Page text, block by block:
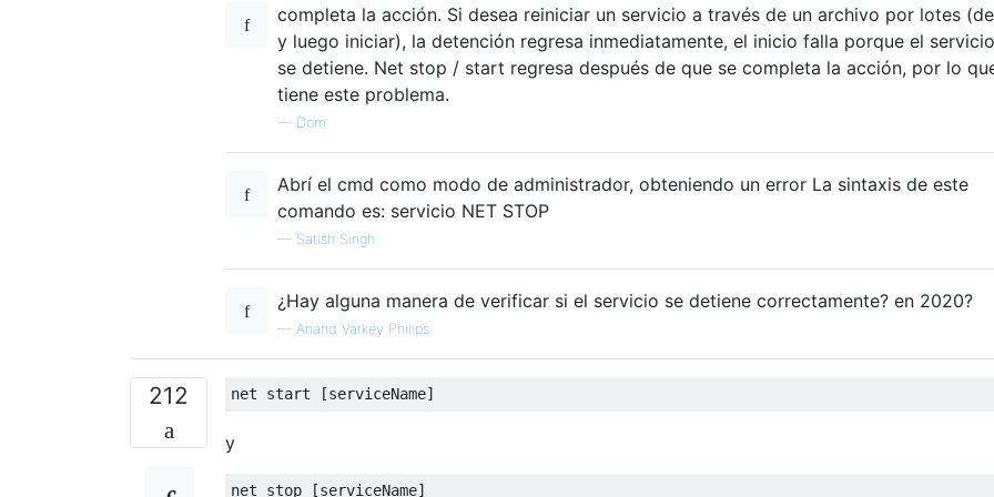
completa la acción. Si desea reiniciar un servicio a través de un archivo por lotes
y luego iniciar), la detención regresa inmediatamente, el inicio falla porque el
se detiene. Net stop / start regresa después de que se completa la acción, por lo
tiene este problema.
— Dom
Abrí el cmd como modo de administrador, obteniendo un error La sintaxis de este
comando es: servicio NET STOP
— Satish Singh
¿Hay alguna manera de verificar si el servicio se detiene correctamente? en 2020?
— Anand Varkey Philips
212
y